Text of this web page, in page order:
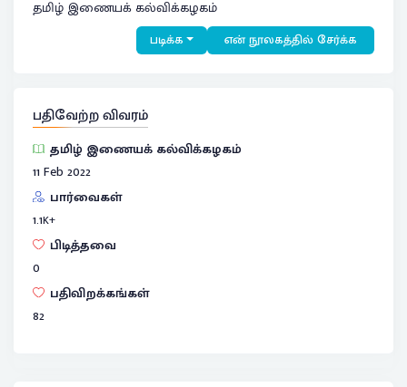
தமிழ் இணையக் கல்விக்கழகம்
படிக்க என் நூலகத்தில் சேர்க்க
பதிவேற்ற விவரம்
தமிழ் இணையக் கல்விக்கழகம்
11 Feb 2022
பார்வைகள்
1.1K+
பிடித்தவை
0
பதிவிறக்கங்கள்
82